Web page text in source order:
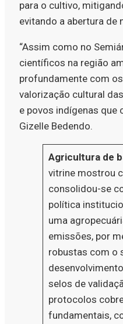
para o cultivo,
evitando a abertura de
“Assim como no
científicos na região
profundamente com
valorização cultural
e povos indígenas que
Gizelle Bedendo.
Agricultura de
vitrine mostrou
consolidou-se
política
uma
emissões, por
robustas com o
selos de
protocolos
fundamentais,